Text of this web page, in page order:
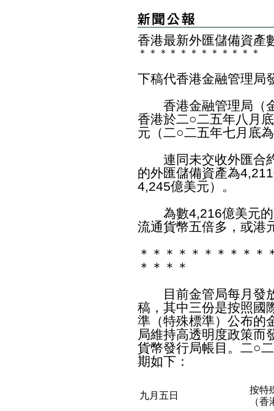
香港最新外匯儲備資產
＊ ＊ ＊ ＊ ＊ ＊ ＊ ＊ ＊ ＊ ＊ ＊
下稿代香港金融管理局
香港金融管理局（金
香港於二○二五年八月
元（二○二五年七月底
連同未交收外匯合約
的外匯儲備資產為
4,245億美元）。
為數4,216億美元的
流通貨幣五倍多，或港
＊＊＊＊＊＊＊＊＊＊
＊＊＊＊
目前金管局每月發放
稿，其中三份是按照國
準（特殊標準）公布的
局維持高透明度政策而
貨幣發行局帳目。二○
期如下：
九月五日
按特
（